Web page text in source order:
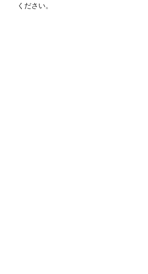
ください。